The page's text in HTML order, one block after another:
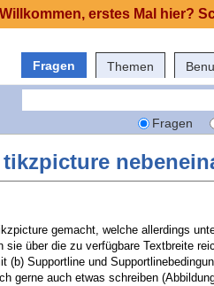
Fragen Themen
Fragen
gemacht, welche allerdings
sie über die zu verfügbare Textbreite
(b) Supportline und
gerne auch etwas schreiben
Willkommen, erstes Mal hier?